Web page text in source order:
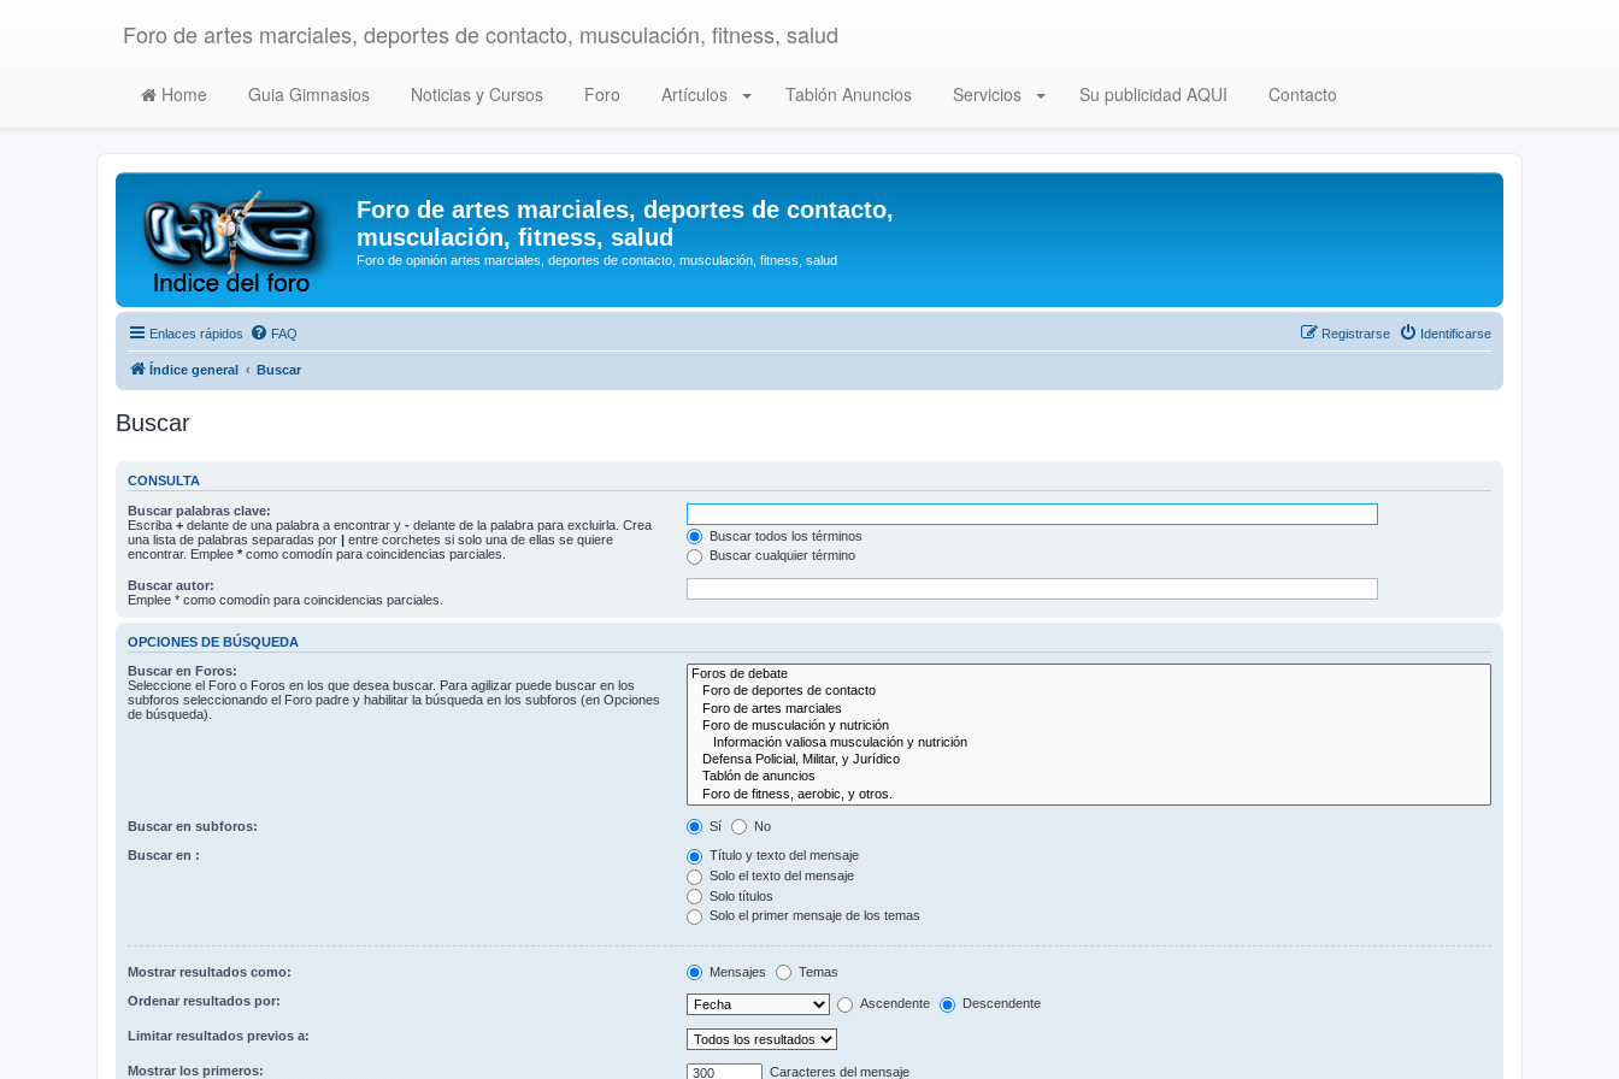
Foro de artes marciales, deportes de contacto, musculación, fitness, salud
Home Guia Gimnasios Noticias y Cursos Foro Artículos Tablón Anuncios Servicios Su publicidad AQUI Contacto
Foro de artes marciales, deportes de contacto,
musculación, fitness, salud
Foro de opinión artes marciales, deportes de contacto, musculación, fitness, salud
Enlaces rápidos FAQ Identificarse
Registrarse
Índice general Buscar
Buscar
CONSULTA
Buscar palabras clave:
Escriba + delante de una palabra a encontrar y - delante de la palabra para excluirla. Crea
una lista de palabras separadas por | entre corchetes si solo una de ellas se quiere
encontrar. Emplee * como comodín para coincidencias parciales.
Buscar todos los términos
Buscar cualquier término
Buscar autor:
Emplee * como comodín para coincidencias parciales.
OPCIONES DE BÚSQUEDA
Buscar en Foros:
Seleccione el Foro o Foros en los que desea buscar. Para agilizar puede buscar en los
subforos seleccionando el Foro padre y habilitar la búsqueda en los subforos (en Opciones
de búsqueda).
Buscar en subforos: Sí No
Buscar en :
Título y texto del mensaje
Solo el texto del mensaje
Solo títulos
Solo el primer mensaje de los temas
Mostrar resultados como: Mensajes Temas
Ordenar resultados por: Ascendente Descendente
Limitar resultados previos a:
Mostrar los primeros:
Caracteres del mensaje